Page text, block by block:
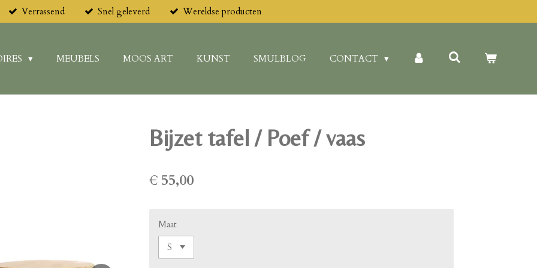
Verrassend Snel geleverd Wereldse producten
MEUBELS MOOS ART KUNST SMULBLOG CONTACT
Bijzet tafel / Poef / vaas
€ 55,00
Maat